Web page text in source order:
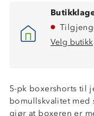
Velg butikk
5-pk boxershorts til
bomullskvalitet med
gjør at boxeren er